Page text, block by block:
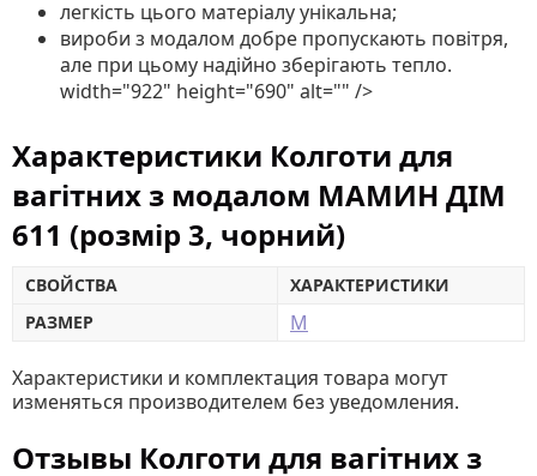
легкість цього матеріалу унікальна;
вироби з модалом добре пропускають повітря,
але при цьому надійно зберігають тепло.
width="922" height="690" alt="" />
Характеристики Колготи для
вагітних з модалом МАМИН ДІМ
611 (розмір 3, чорний)
СВОЙСТВА
ХАРАКТЕРИСТИКИ
РАЗМЕР
M
Характеристики и комплектация товара могут
изменяться производителем без уведомления.
Отзывы Колготи для вагітних з